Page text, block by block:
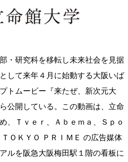
・研究科を移転し未来社会を見据
して来年４月に始動する大阪いば
トムービー『来たぜ、新次元大
公開している。この動画は、立命
、Ｔｖｅｒ、Ａｂｅｍａ、Ｓｐｏ
ＯＫＹＯ ＰＲＩＭＥ の広告媒体
ルを阪急大阪梅田駅１階の看板に